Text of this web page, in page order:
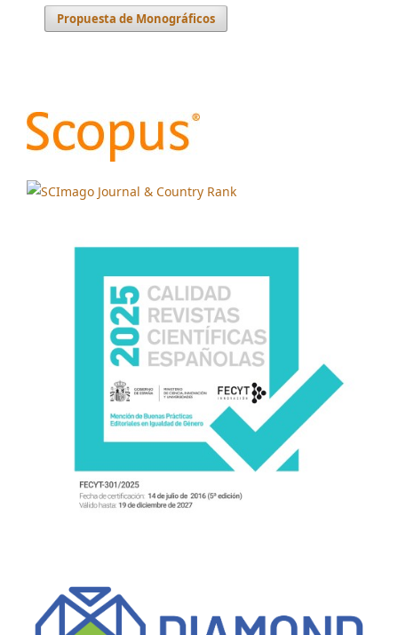
Propuesta de Monográficos